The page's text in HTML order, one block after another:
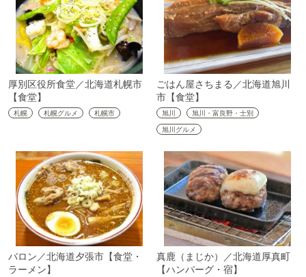
厚別区役所食堂／北海道札幌市
【食堂】
札幌 札幌グルメ 札幌市
ごはん屋さちまる／北海道旭川
市【食堂】
旭川
旭川・富良野・士別
旭川グルメ
バロン／北海道夕張市【食堂・
ラーメン】
真鹿（まじか）／北海道厚真町
【ハンバーグ・宿】